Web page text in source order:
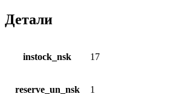
Детали
instock_nsk 17
reserve_un_nsk 1